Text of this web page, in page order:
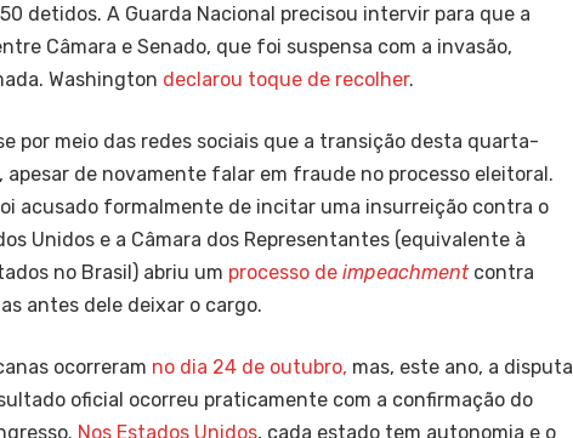
detidos. A Guarda Nacional precisou intervir para que a
Câmara e Senado, que foi suspensa com a invasão,
Washington declarou toque de recolher.
por meio das redes sociais que a transição desta quarta-
apesar de novamente falar em fraude no processo eleitoral.
acusado formalmente de incitar uma insurreição contra o
Unidos e a Câmara dos Representantes (equivalente à
no Brasil) abriu um processo de impeachmentcontra
antes dele deixar o cargo.
ocorreram no dia 24 de outubro, mas, este ano, a disputa
oficial ocorreu praticamente com a confirmação do
Nos Estados Unidos, cada estado tem autonomia e o